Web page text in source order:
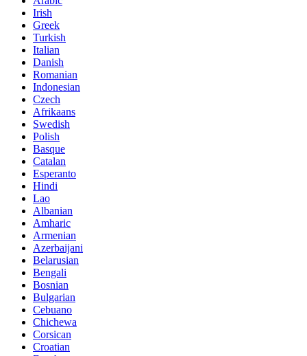
Irish
Greek
Turkish
Italian
Danish
Romanian
Indonesian
Czech
Afrikaans
Swedish
Polish
Basque
Catalan
Esperanto
Hindi
Lao
Albanian
Amharic
Armenian
Azerbaijani
Belarusian
Bengali
Bosnian
Bulgarian
Cebuano
Chichewa
Corsican
Croatian